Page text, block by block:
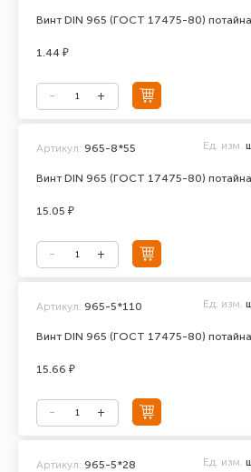
Винт DIN 965 (ГОСТ 17475-80)
1.44 ₽
Винт DIN 965 (ГОСТ 17475-80)
Артикул: 965-8*55 Ед. изм.
15.05 ₽
Винт DIN 965 (ГОСТ 17475-80)
Артикул: 965-5*110 Ед. изм.
15.66 ₽
Артикул: 965-5*28 Ед. изм.